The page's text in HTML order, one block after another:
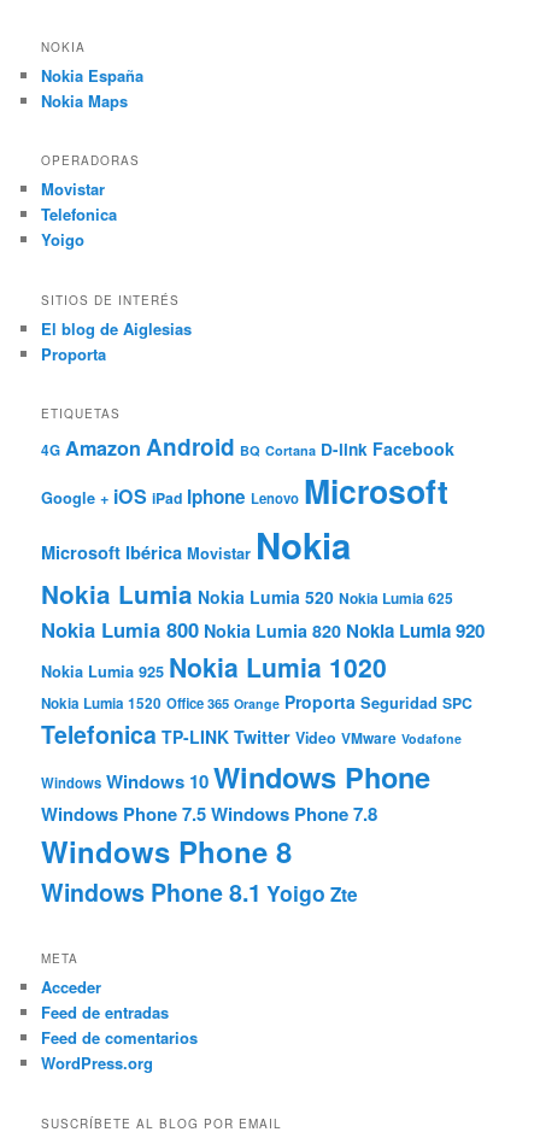
NOKIA
Nokia España
Nokia Maps
OPERADORAS
Movistar
Telefonica
Yoigo
SITIOS DE INTERÉS
El blog de Aiglesias
Proporta
ETIQUETAS
4G Amazon Android BQ Cortana D-link Facebook
Google + iOS iPad Iphone Lenovo Microsoft
Microsoft Ibérica Movistar Nokia
Nokia Lumia Nokia Lumia 520 Nokia Lumia 625
Nokia Lumia 800 Nokia Lumia 820 Nokia Lumia 920
Nokia Lumia 925 Nokia Lumia 1020
Nokia Lumia 1520 Office 365 Orange Proporta Seguridad SPC
Telefonica TP-LINK Twitter Video VMware Vodafone
Windows Windows 10Windows Phone
Windows Phone 7.5Windows Phone 7.8
Windows Phone 8
Windows Phone 8.1 Yoigo Zte
META
Acceder
Feed de entradas
Feed de comentarios
WordPress.org
SUSCRÍBETE AL BLOG POR EMAIL